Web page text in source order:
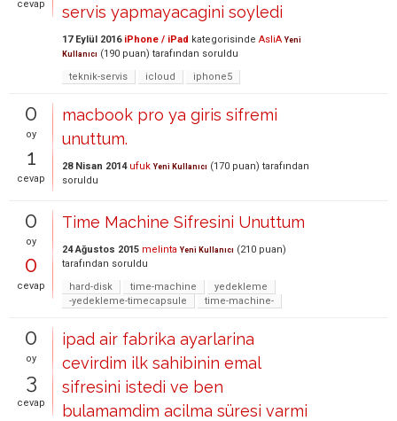
cevap
servis yapmayacagini soyledi
17 Eylül 2016 iPhone / iPad kategorisinde AsliA Yeni
Kullanıcı (190 puan) tarafından soruldu
teknik-servis
icloud iphone5
0
oy
1
cevap
macbook pro ya giris sifremi
unuttum.
28 Nisan 2014 ufuk Yeni Kullanıcı (170 puan) tarafından
soruldu
0
oy
0
cevap
Time Machine Sifresini Unuttum
24 Ağustos 2015 melinta Yeni Kullanıcı (210 puan)
tarafından soruldu
hard-disk
time-machine
yedekleme
-yedekleme-timecapsule
time-machine-
0
oy
3
cevap
ipad air fabrika ayarlarina
cevirdim ilk sahibinin emal
sifresini istedi ve ben
bulamamdim acilma süresi varmi